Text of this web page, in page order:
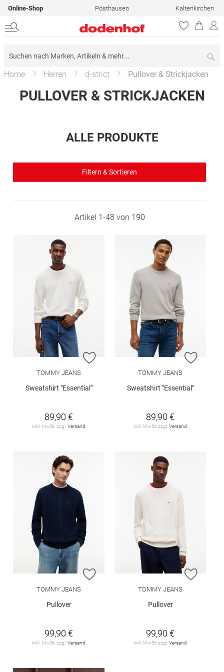
Online-Shop Posthausen Kaltenkirchen
Home Herren d-strict Pullover & Strickjacken
PULLOVER & STRICKJACKEN
ALLE PRODUKTE
Filtern & Sortieren
Artikel 1-48 von 190
ZUR WUNSCHLISTE HINZUFÜGEN
TOMMY JEANS
Sweatshirt "Essential"
89,90 €
inkl. MwSt. zzgl. Versand
ZUR
TOMMY JEANS
Sweatshirt "Essential"
89,90 €
inkl. MwSt. zzgl. Versand
ZUR WUNSCHLISTE HINZUFÜGEN
TOMMY JEANS
Pullover
99,90 €
inkl. MwSt. zzgl. Versand
ZUR
TOMMY JEANS
Pullover
99,90 €
inkl. MwSt. zzgl. Versand